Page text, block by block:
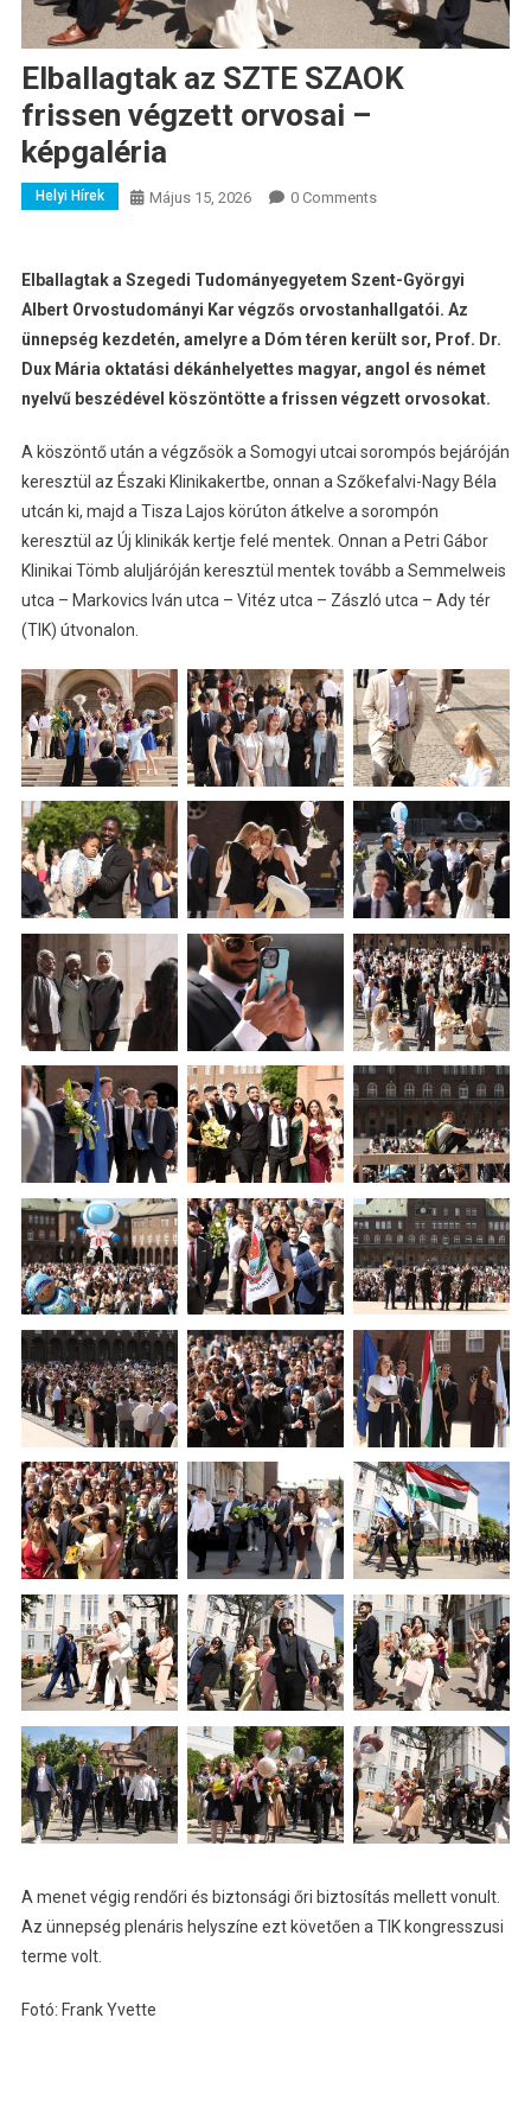
Elballagtak az SZTE SZAOK
frissen végzett orvosai –
képgaléria
Helyi Hírek Május 15, 2026 0 Comments
Elballagtak a Szegedi Tudományegyetem Szent-Györgyi
Albert Orvostudományi Kar végzős orvostanhallgatói. Az
ünnepség kezdetén, amelyre a Dóm téren került sor, Prof. Dr.
Dux Mária oktatási dékánhelyettes magyar, angol és német
nyelvű beszédével köszöntötte a frissen végzett orvosokat.
A köszöntő után a végzősök a Somogyi utcai sorompós bejáróján
keresztül az Északi Klinikakertbe, onnan a Szőkefalvi-Nagy Béla
utcán ki, majd a Tisza Lajos körúton átkelve a sorompón
keresztül az Új klinikák kertje felé mentek. Onnan a Petri Gábor
Klinikai Tömb aluljáróján keresztül mentek tovább a Semmelweis
utca – Markovics Iván utca – Vitéz utca – Zászló utca – Ady tér
(TIK) útvonalon.
A menet végig rendőri és biztonsági őri biztosítás mellett vonult.
Az ünnepség plenáris helyszíne ezt követően a TIK kongresszusi
terme volt.
Fotó: Frank Yvette